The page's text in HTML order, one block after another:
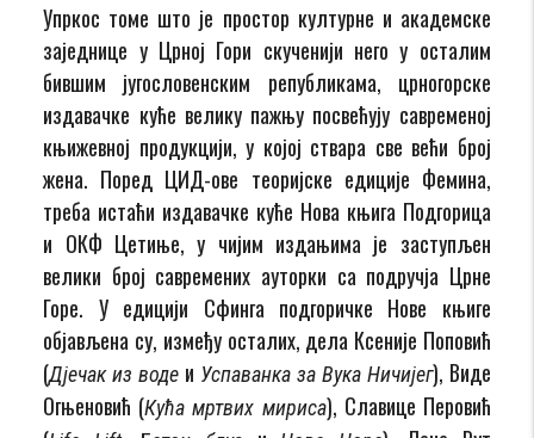
Упркос томе што је простор културне и академске
заједнице у Црној Гори скученији него у осталим
бившим југословенским републикама, црногорске
издавачке куће велику пажњу посвећују савременој
књижевној продукцији, у којој ствара све већи број
жена. Поред ЦИД-ове теоријске едиције Фемина,
треба истаћи издавачке куће Нова књига Подгорица
и ОКФ Цетиње, у чијим издањима је заступљен
велики број савремених ауторки са подручја Црне
Горе. У едицији Сфинга подгоричке Нове књиге
објављена су, између осталих, дела Ксеније Поповић
(Дјечак из воде и Успаванка за Вука Ничијег), Виде
Огњеновић (Кућа мртвих мириса), Славице Перовић